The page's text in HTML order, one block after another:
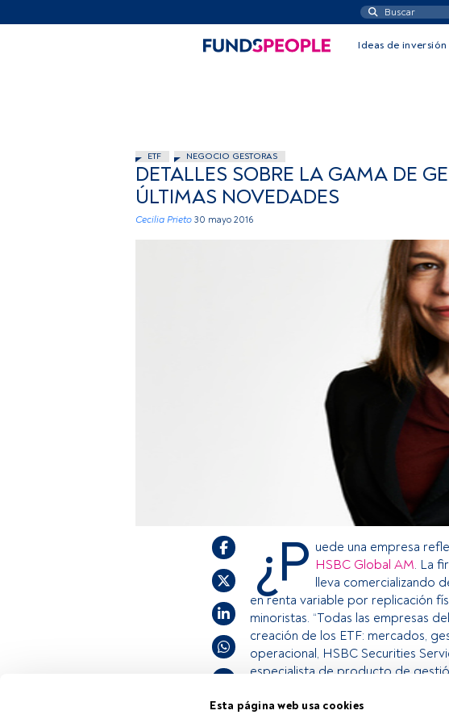
Esta página web usa cookies
Ideas de inversión
ETF NEGOCIO GESTORAS
DETALLES SOBRE LA GAMA DE
ÚLTIMAS NOVEDADES
Cecilia Prieto 30 mayo 2016
¿P uede una empresa
HSBC Global AM. La
lleva comercializando
en renta variable por replicación
minoristas. “Todas las empresas
creación de los ETF: mercados,
operacional, HSBC Securities
especialista de producto de